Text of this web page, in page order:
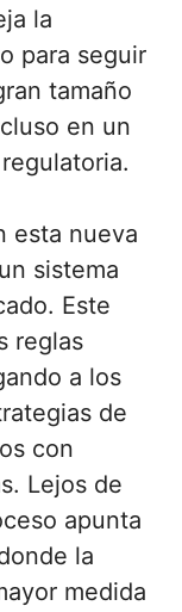
la
para seguir
tamaño
en un
esta nueva
sistema
Este
reglas
a los
de
con
Lejos de
apunta
la
medida